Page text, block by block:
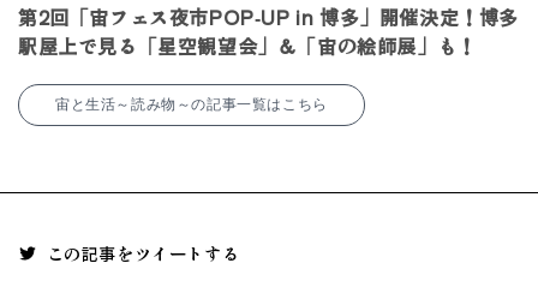
第2回「宙フェス夜市POP‐UP in 博多」開催決定！博多
駅屋上で見る「星空観望会」＆「宙の絵師展」も！
宙と生活～読み物～の記事一覧はこちら
この記事をツイートする